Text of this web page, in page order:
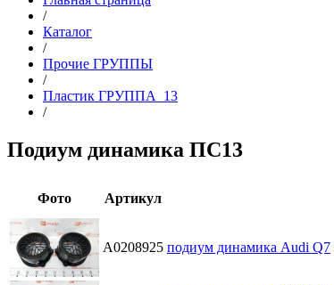
/
Каталог
/
Прочие ГРУППЫ
/
Пластик ГРУППА_13
/
Подиум динамика ПС13
Фото Артикул
A0208925 подиум динамика Audi Q7